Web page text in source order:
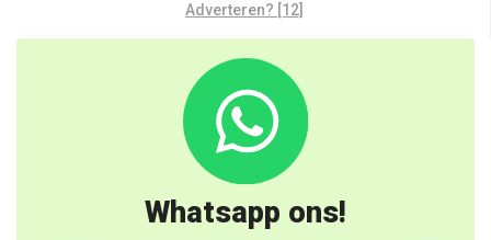
Adverteren? [12]
Whatsapp ons!